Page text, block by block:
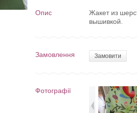
Опис
Жакет из
вышивкой.
Замовлення Замовити
Фотографії